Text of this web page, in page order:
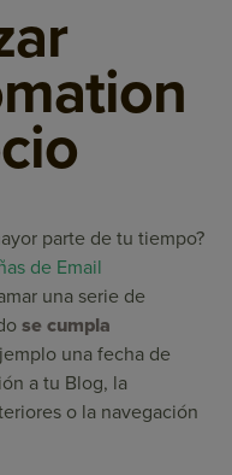
parte de tu tiempo?
de Email
una serie de
se cumpla
una fecha de
a tu Blog, la
o la navegación